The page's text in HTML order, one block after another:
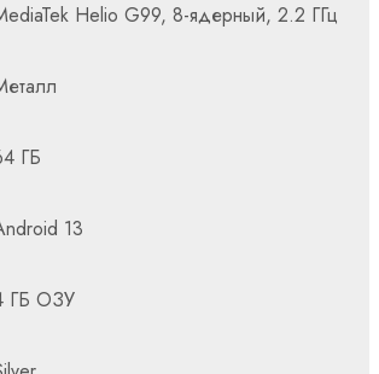
Helio G99, 8-ядерный, 2.2 ГГц
ГБ
13
ГБ ОЗУ